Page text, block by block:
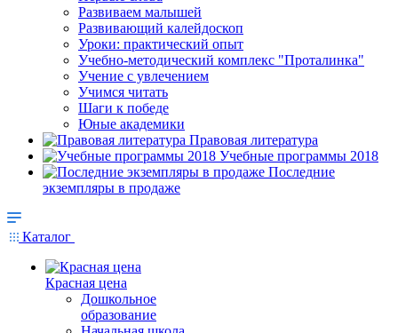
Развиваем малышей
Развивающий калейдоскоп
Уроки: практический опыт
Учебно-методический комплекс "Проталинка"
Учение с увлечением
Учимся читать
Шаги к победе
Юные академики
Правовая литература
Учебные программы 2018
Последние
экземпляры в продаже
Каталог
Красная цена
Дошкольное
образование